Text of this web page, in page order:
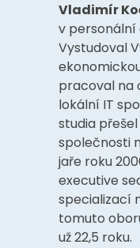
Vladimír
v personální
Vystudoval
pracoval na
lokální IT
studia
společnosti
jaře roku
executive
specializací
tomuto
už 22,5 roku.